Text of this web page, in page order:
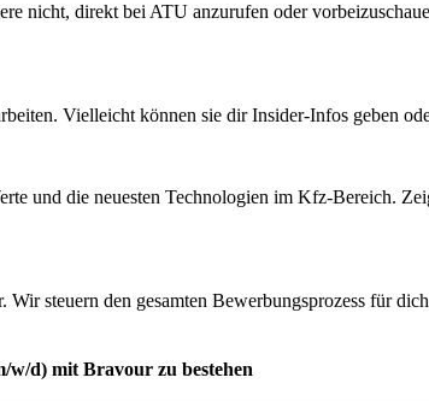
nicht, direkt bei ATU anzurufen oder
Vielleicht können sie dir Insider-Infos geben
und die neuesten Technologien im Kfz-Bereich.
steuern den gesamten Bewerbungsprozess für
w/d) mit Bravour zu bestehen